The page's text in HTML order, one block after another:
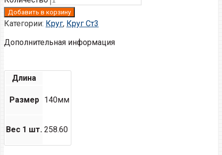
Добавить в корзину
Категории: Круг, Круг Ст3
Дополнительная информация
Длина
Размер 140мм
Вес 1 шт. 258.60